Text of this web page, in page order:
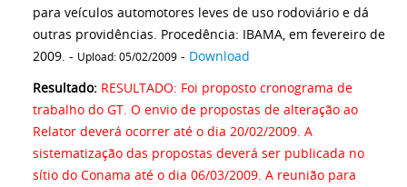
para veículos automotores leves de uso rodoviário e dá
outras providências. Procedência: IBAMA, em fevereiro de
2009. - Upload: 05/02/2009 - Download
Resultado: RESULTADO: Foi proposto cronograma de
trabalho do GT. O envio de propostas de alteração ao
Relator deverá ocorrer até o dia 20/02/2009. A
sistematização das propostas deverá ser publicada no
sítio do Conama até o dia 06/03/2009. A reunião para